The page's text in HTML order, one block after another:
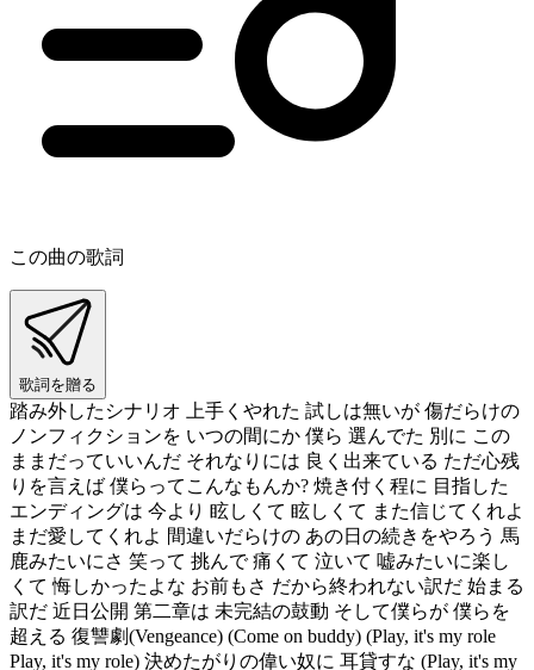
この曲の歌詞
歌詞を贈る
踏み外したシナリオ 上手くやれた 試しは無いが 傷だらけの
ノンフィクションを いつの間にか 僕ら 選んでた 別に この
ままだっていいんだ それなりには 良く出来ている ただ心残
りを言えば 僕らってこんなもんか? 焼き付く程に 目指した
エンディングは 今より 眩しくて 眩しくて また信じてくれよ
まだ愛してくれよ 間違いだらけの あの日の続きをやろう 馬
鹿みたいにさ 笑って 挑んで 痛くて 泣いて 嘘みたいに楽し
くて 悔しかったよな お前もさ だから終われない訳だ 始まる
訳だ 近日公開 第二章は 未完結の鼓動 そして僕らが 僕らを
超える 復讐劇(Vengeance) (Come on buddy) (Play, it's my role
Play, it's my role) 決めたがりの偉い奴に 耳貸すな (Play, it's my